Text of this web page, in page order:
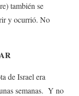
también se
y ocurrió. No
de Israel era
semanas. Y no